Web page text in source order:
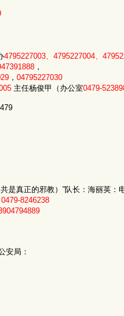
4795227003、4795227004、
，
， 04795227030
主任杨俊甲（办公室0479-
是真正的邪教）”队长：海丽英：
8246238
安局：